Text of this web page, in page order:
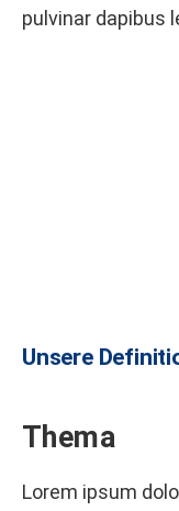
pulvinar dapibus
Unsere
Thema
Lorem ipsum